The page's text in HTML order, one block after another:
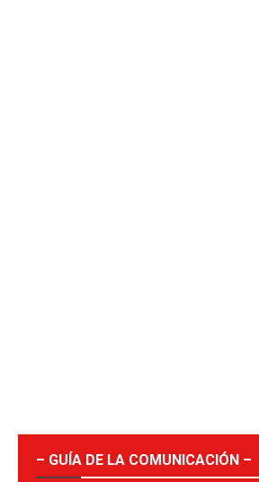
– GUÍA DE LA COMUNICACIÓN –